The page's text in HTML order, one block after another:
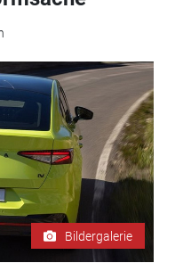
Bildergalerie